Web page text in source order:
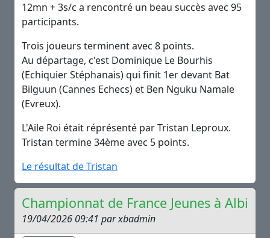
12mn + 3s/c a rencontré un beau succès avec 95
participants.
Trois joueurs terminent avec 8 points.
Au départage, c'est Dominique Le Bourhis
(Echiquier Stéphanais) qui finit 1er devant Bat
Bilguun (Cannes Echecs) et Ben Nguku Namale
(Evreux).
L'Aile Roi était réprésenté par Tristan Leproux.
Tristan termine 34ème avec 5 points.
Le résultat de Tristan
Championnat de France Jeunes à Albi
19/04/2026 09:41 par xbadmin